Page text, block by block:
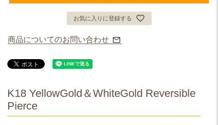
お気に入りに登録する
商品についてのお問い合わせ
K18 YellowGold＆WhiteGold Reversible
Pierce